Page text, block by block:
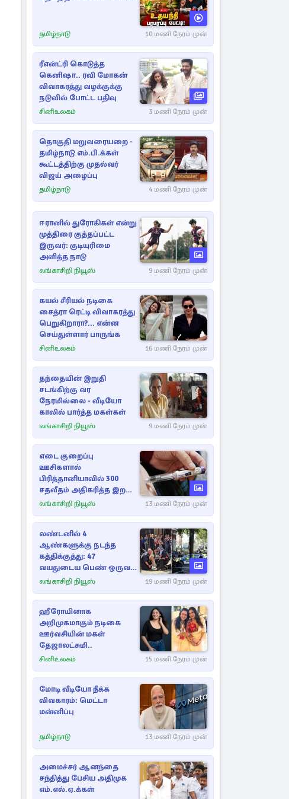
தமிழ்நாடு 10 மணி நேரம் முன்
ரீஎன்ட்ரி கொடுத்த
கெனிஷா.. ரவி மோகன்
விவாகரத்து வழக்குக்கு
நடுவில் போட்ட பதிவு
சினிஉலகம் 3 மணி நேரம் முன்
தொகுதி மறுவரையறை -
தமிழ்நாடு எம்.பி.க்கள்
கூட்டத்திற்கு முதல்வர்
விஜய் அழைப்பு
தமிழ்நாடு 4 மணி நேரம் முன்
ஈரானில் துரோகிகள் என்று
முத்திரை குத்தப்பட்ட
இருவர்: குடியுரிமை
அளித்த நாடு
லங்காசிறி நியூஸ் 9 மணி நேரம் முன்
கயல் சீரியல் நடிகை
சைத்ரா ரெட்டி விவாகரத்து
பெறுகிறாரா?... என்ன
செய்துள்ளார் பாருங்க
சினிஉலகம் 16 மணி நேரம் முன்
தந்தையின் இறுதி
சடங்கிற்கு வர
நேரமில்லை - வீடியோ
காலில் பார்த்த மகள்கள்
லங்காசிறி நியூஸ் 9 மணி நேரம் முன்
எடை குறைப்பு
ஊசிகளால்
பிரித்தானியாவில் 300
சதவீதம் அதிகரித்த இறப்பு
எண்ணிக்கை
லங்காசிறி நியூஸ் 13 மணி நேரம் முன்
லண்டனில் 4
ஆண்களுக்கு நடந்த
கத்திக்குத்து: 47
வயதுடைய பெண் ஒருவர்
கைது
லங்காசிறி நியூஸ் 19 மணி நேரம் முன்
ஹீரோயினாக
அறிமுகமாகும் நடிகை
ஊர்வசியின் மகள்
தேஜாலட்சுமி..
சினிஉலகம் 15 மணி நேரம் முன்
மோடி வீடியோ நீக்க
விவகாரம்: மெட்டா
மன்னிப்பு
தமிழ்நாடு 13 மணி நேரம் முன்
அமைச்சர் ஆனந்தை
சந்தித்து பேசிய அதிமுக
எம்.எல்.ஏ.க்கள்